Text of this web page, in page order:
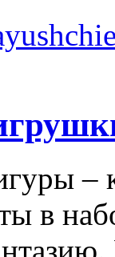
–
в